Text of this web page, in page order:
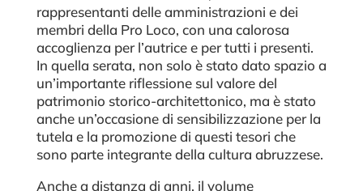
rappresentanti delle amministrazioni e dei
membri della Pro Loco, con una calorosa
accoglienza per l’autrice e per tutti i presenti.
In quella serata, non solo è stato dato spazio a
un’importante riflessione sul valore del
patrimonio storico-architettonico, ma è stato
anche un’occasione di sensibilizzazione per la
tutela e la promozione di questi tesori che
sono parte integrante della cultura abruzzese.
Anche a distanza di anni, il volume